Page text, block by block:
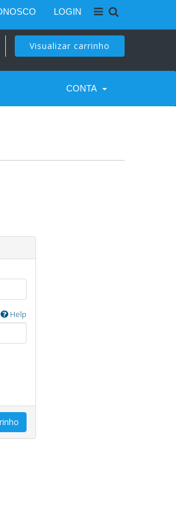
LOGIN
Visualizar carrinho
CONTA
Help